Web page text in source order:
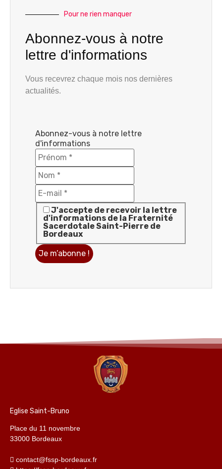
Pour ne rien manquer
Abonnez-vous à notre
lettre d'informations
Vous recevrez chaque mois nos dernières
actualités.
Abonnez-vous à notre lettre
d'informations
J'accepte de recevoir la lettre
d'informations de la Fraternité
Sacerdotale Saint-Pierre de
Bordeaux
Eglise Saint-Bruno
Place du 11 novembre
33000 Bordeaux
contact@fssp-bordeaux.fr